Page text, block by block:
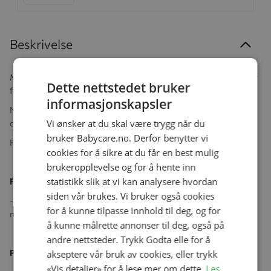
Beskrivelse
Mykt polstret vippestol med unik vuggebevegelse som etterligner
følelsen av å bli vugget i mors armer.
Nyfødtputen er utviklet i samarbeid med pediatrisk fysioterapeut
og sikrer den nyfødte den støtten den trenger i vippestolen.
Fest favorittleken på den avtagbare lekehengeren
Følgende er inkludert:
- 5-punkts sikkerhetssele med skulderputer for komfort,
nyfødtpute for ekstra støtte og avtagbar lekehenger.
Produktegenskaper:
Dette nettstedet bruker
informasjonskapsler
Vi ønsker at du skal være trygg når du
bruker Babycare.no. Derfor benytter vi
cookies for å sikre at du får en best mulig
brukeropplevelse og for å hente inn
statistikk slik at vi kan analysere hvordan
siden vår brukes. Vi bruker også cookies
for å kunne tilpasse innhold til deg, og for
å kunne målrette annonser til deg, også på
andre nettsteder. Trykk Godta elle for å
akseptere vår bruk av cookies, eller trykk
«Vis detaljer» for å lese mer om dette. Les